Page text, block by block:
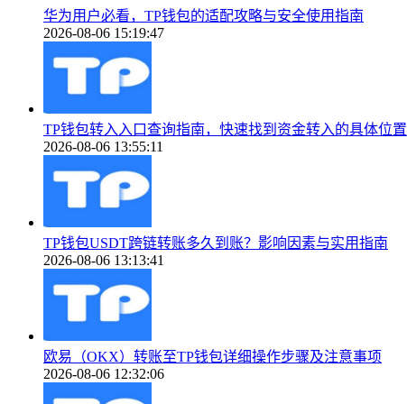
华为用户必看，TP钱包的适配攻略与安全使用指南
2026-08-06 15:19:47
TP钱包转入入口查询指南，快速找到资金转入的具体位置
2026-08-06 13:55:11
TP钱包USDT跨链转账多久到账？影响因素与实用指南
2026-08-06 13:13:41
欧易（OKX）转账至TP钱包详细操作步骤及注意事项
2026-08-06 12:32:06